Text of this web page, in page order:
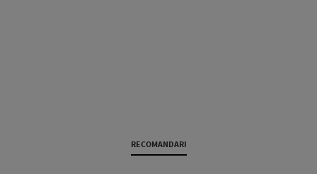
RECOMANDARI